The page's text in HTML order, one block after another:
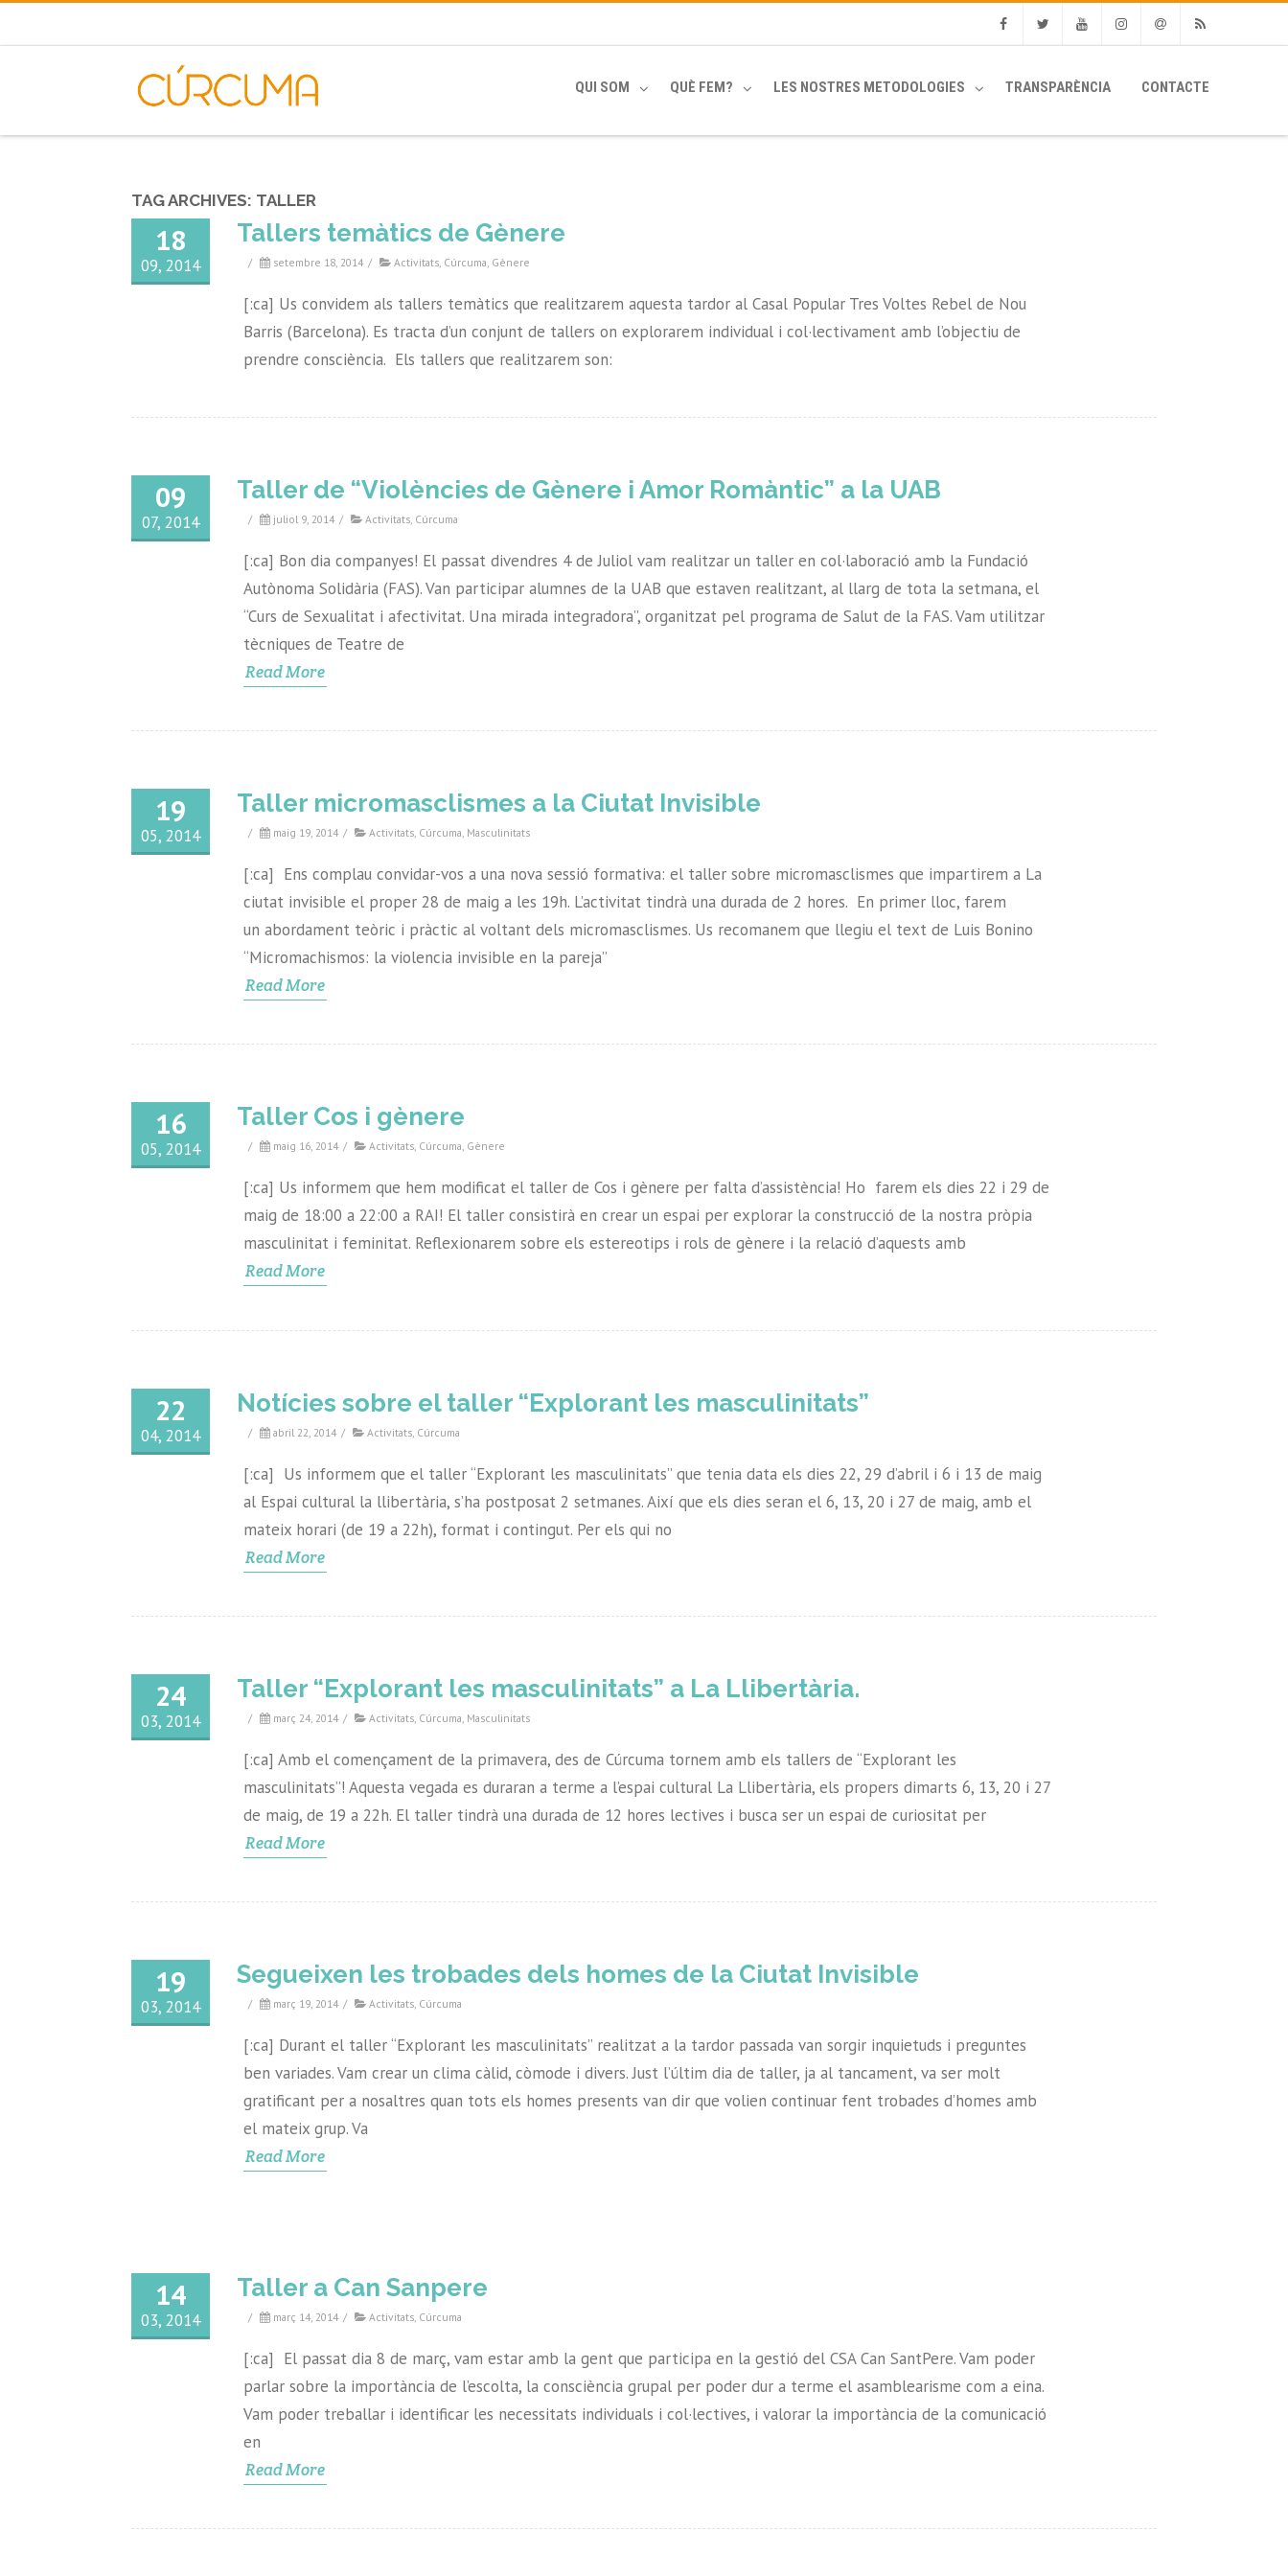
QUI SOM QUÈ FEM? LES NOSTRES METODOLOGIES TRANSPARÈNCIA CONTACTE
TAG ARCHIVES: TALLER
18
09, 2014
Tallers temàtics de Gènere
/ setembre 18, 2014 / Activitats, Cúrcuma, Gènere
[:ca] Us convidem als tallers temàtics que realitzarem aquesta tardor al Casal Popular Tres Voltes Rebel de Nou
Barris (Barcelona). Es tracta d’un conjunt de tallers on explorarem individual i col·lectivament amb l’objectiu de
prendre consciència. Els tallers que realitzarem son:
09
07, 2014
Taller de “Violències de Gènere i Amor Romàntic” a la UAB
/ juliol 9, 2014 / Activitats, Cúrcuma
[:ca] Bon dia companyes! El passat divendres 4 de Juliol vam realitzar un taller en col·laboració amb la Fundació
Autònoma Solidària (FAS). Van participar alumnes de la UAB que estaven realitzant, al llarg de tota la setmana, el
“Curs de Sexualitat i afectivitat. Una mirada integradora”, organitzat pel programa de Salut de la FAS. Vam utilitzar
tècniques de Teatre de
Read More
19
05, 2014
Taller micromasclismes a la Ciutat Invisible
/ maig 19, 2014 / Activitats, Cúrcuma, Masculinitats
[:ca] Ens complau convidar-vos a una nova sessió formativa: el taller sobre micromasclismes que impartirem a La
ciutat invisible el proper 28 de maig a les 19h. L’activitat tindrà una durada de 2 hores. En primer lloc, farem
un abordament teòric i pràctic al voltant dels micromasclismes. Us recomanem que llegiu el text de Luis Bonino
“Micromachismos: la violencia invisible en la pareja”
Read More
16
05, 2014
Taller Cos i gènere
/ maig 16, 2014 / Activitats, Cúrcuma, Gènere
[:ca] Us informem que hem modificat el taller de Cos i gènere per falta d’assistència! Ho farem els dies 22 i 29 de
maig de 18:00 a 22:00 a RAI! El taller consistirà en crear un espai per explorar la construcció de la nostra pròpia
masculinitat i feminitat. Reflexionarem sobre els estereotips i rols de gènere i la relació d’aquests amb
Read More
22
04, 2014
Notícies sobre el taller “Explorant les masculinitats”
/ abril 22, 2014 / Activitats Cúrcuma
[:ca] Us informem que el taller “Explorant les masculinitats” que tenia data els dies 22, 29 d’abril i 6 i 13 de maig
al Espai cultural la llibertària, s’ha postposat 2 setmanes. Així que els dies seran el 6, 13, 20 i 27 de maig, amb el
mateix horari (de 19 a 22h), format i contingut. Per els qui no
Read More
24
03, 2014
Taller “Explorant les masculinitats” a La Llibertària.
/ març 24, 2014 / Activitats Cúrcuma Masculinitats
[:ca] Amb el començament de la primavera, des de Cúrcuma tornem amb els tallers de “Explorant les
masculinitats”! Aquesta vegada es duraran a terme a l’espai cultural La Llibertària, els propers dimarts 6, 13, 20 i 27
de maig, de 19 a 22h. El taller tindrà una durada de 12 hores lectives i busca ser un espai de curiositat per
Read More
19
03, 2014
Segueixen les trobades dels homes de la Ciutat Invisible
/ març 19, 2014 / Activitats Cúrcuma
[:ca] Durant el taller “Explorant les masculinitats” realitzat a la tardor passada van sorgir inquietuds i preguntes
ben variades. Vam crear un clima càlid, còmode i divers. Just l’últim dia de taller, ja al tancament, va ser molt
gratificant per a nosaltres quan tots els homes presents van dir que volien continuar fent trobades d’homes amb
el mateix grup. Va
Read More
14
03, 2014
Taller a Can Sanpere
/ març 14, 2014 / Activitats, Cúrcuma
[:ca] El passat dia 8 de març, vam estar amb la gent que participa en la gestió del CSA Can SantPere. Vam poder
parlar sobre la importància de l’escolta, la consciència grupal per poder dur a terme el asamblearisme com a eina.
Vam poder treballar i identificar les necessitats individuals i col·lectives, i valorar la importància de la comunicació
en
Read More